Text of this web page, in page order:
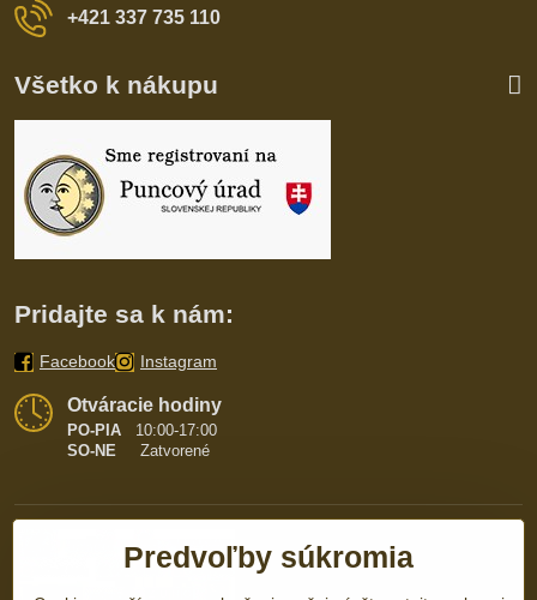
+421 337 735 110
Všetko k nákupu
Pridajte sa k nám:
Facebook Instagram
Otváracie hodiny
PO-PIA
10:00-17:00
SO-NE Zatvorené
Predvoľby súkromia